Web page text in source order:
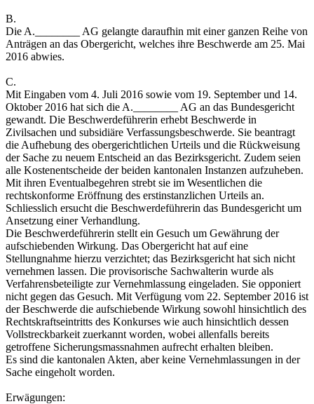
B.
Die A.________ AG gelangte daraufhin mit einer ganzen Reihe von
Anträgen an das Obergericht, welches ihre Beschwerde am 25. Mai
2016 abwies.
C.
Mit Eingaben vom 4. Juli 2016 sowie vom 19. September und 14.
Oktober 2016 hat sich die A.________ AG an das Bundesgericht
gewandt. Die Beschwerdeführerin erhebt Beschwerde in
Zivilsachen und subsidiäre Verfassungsbeschwerde. Sie beantragt
die Aufhebung des obergerichtlichen Urteils und die Rückweisung
der Sache zu neuem Entscheid an das Bezirksgericht. Zudem seien
alle Kostenentscheide der beiden kantonalen Instanzen aufzuheben.
Mit ihren Eventualbegehren strebt sie im Wesentlichen die
rechtskonforme Eröffnung des erstinstanzlichen Urteils an.
Schliesslich ersucht die Beschwerdeführerin das Bundesgericht um
Ansetzung einer Verhandlung.
Die Beschwerdeführerin stellt ein Gesuch um Gewährung der
aufschiebenden Wirkung. Das Obergericht hat auf eine
Stellungnahme hierzu verzichtet; das Bezirksgericht hat sich nicht
vernehmen lassen. Die provisorische Sachwalterin wurde als
Verfahrensbeteiligte zur Vernehmlassung eingeladen. Sie opponiert
nicht gegen das Gesuch. Mit Verfügung vom 22. September 2016 ist
der Beschwerde die aufschiebende Wirkung sowohl hinsichtlich des
Rechtskraftseintritts des Konkurses wie auch hinsichtlich dessen
Vollstreckbarkeit zuerkannt worden, wobei allenfalls bereits
getroffene Sicherungsmassnahmen aufrecht erhalten bleiben.
Es sind die kantonalen Akten, aber keine Vernehmlassungen in der
Sache eingeholt worden.
Erwägungen: